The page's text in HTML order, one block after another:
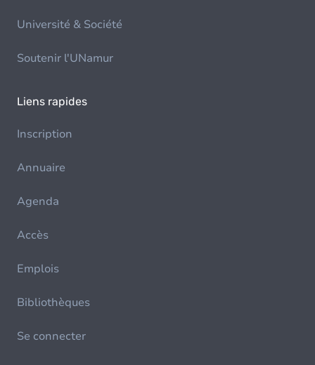
Université & Société
Soutenir l'UNamur
Liens rapides
Inscription
Annuaire
Agenda
Accès
Emplois
Bibliothèques
Se connecter